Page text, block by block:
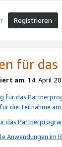
Registrieren
für
am: 14. April
für das
die Teilnahme
das
Anwendungen im